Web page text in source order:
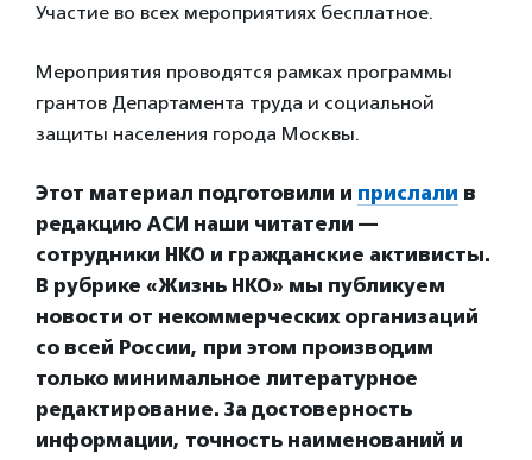
Участие во всех мероприятиях бесплатное.
Мероприятия проводятся рамках программы
грантов Департамента труда и социальной
защиты населения города Москвы.
Этот материал подготовили и прислали в
редакцию АСИ наши читатели —
сотрудники НКО и гражданские активисты.
В рубрике «Жизнь НКО» мы публикуем
новости от некоммерческих организаций
со всей России, при этом производим
только минимальное литературное
редактирование. За достоверность
информации, точность наименований и